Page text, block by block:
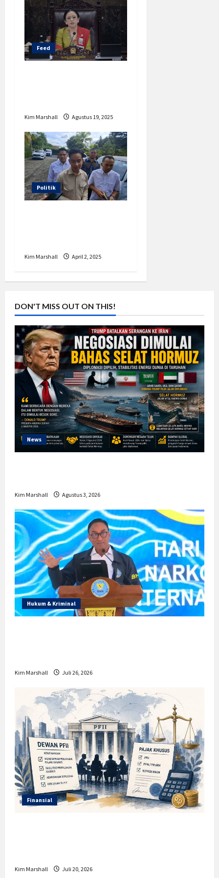
Feed
Kim Marshall Agustus 19, 2025
Politik
Kim Marshall April 2, 2025
DON'T MISS OUT ON THIS!
News
Kim Marshall Agustus 3, 2026
Hukum & Kriminal
Kim Marshall Juli 26, 2026
Finansial
Kim Marshall Juli 20, 2026